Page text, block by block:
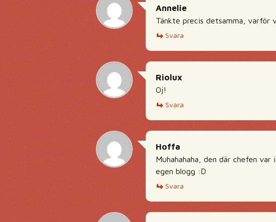
Annelie
Tänkte precis detsamma, varför
Svara
Riolux
Oj!
Svara
Hoffa
Muhahahaha, den där chefen
egen blogg :D
Svara